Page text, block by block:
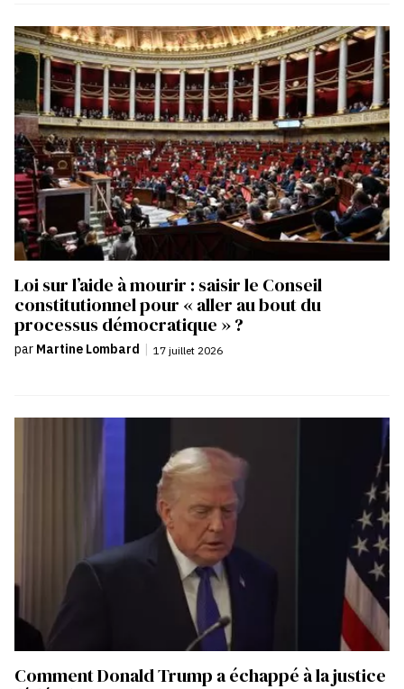
Loi sur l’aide à mourir : saisir le Conseil
constitutionnel pour « aller au bout du
processus démocratique » ?
par Martine Lombard | 17 juillet 2026
Comment Donald Trump a échappé à la justice